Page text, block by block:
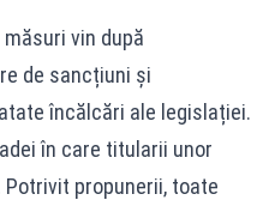
vin după
de sancțiuni și
încălcări ale legislației.
în care titularii unor
propunerii, toate